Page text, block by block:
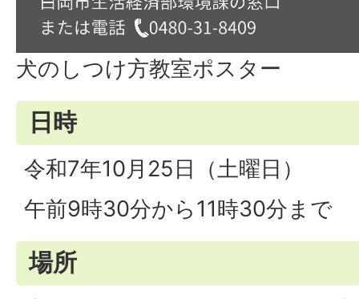
犬のしつけ方教室ポスター
日時
令和7年10月25日（土曜日）
午前9時30分から11時30分まで
場所